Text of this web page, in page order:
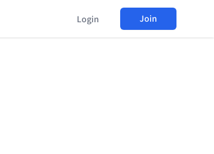
Login Join